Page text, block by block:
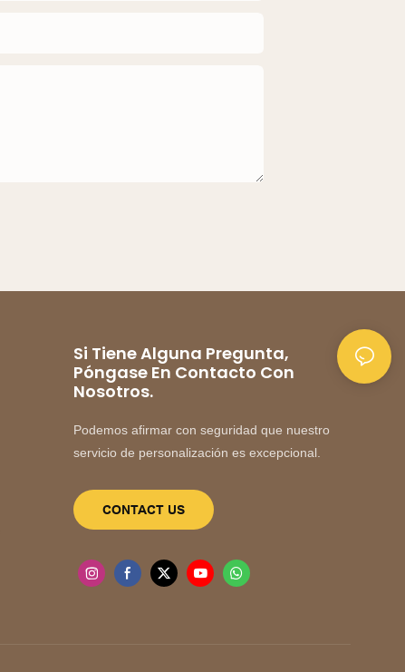
Si Tiene Alguna Pregunta,
Póngase En Contacto Con
Nosotros.
Podemos afirmar con seguridad que nuestro
servicio de personalización es excepcional.
CONTACT US